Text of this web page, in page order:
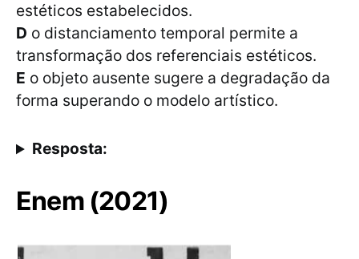
estéticos estabelecidos.
D o distanciamento temporal permite a
transformação dos referenciais estéticos.
E o objeto ausente sugere a degradação da
forma superando o modelo artístico.
Resposta:
Enem (2021)